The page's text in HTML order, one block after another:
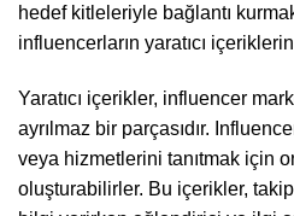
hedef kitleleriyle bağlantı
influencerların yaratıcı
Yaratıcı içerikler, influencer
ayrılmaz bir parçasıdır.
veya hizmetlerini tanıtmak için
oluşturabilirler. Bu içerikler,